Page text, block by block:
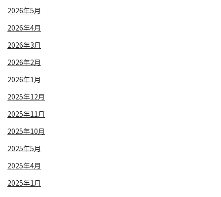
2026年5月
2026年4月
2026年3月
2026年2月
2026年1月
2025年12月
2025年11月
2025年10月
2025年5月
2025年4月
2025年1月